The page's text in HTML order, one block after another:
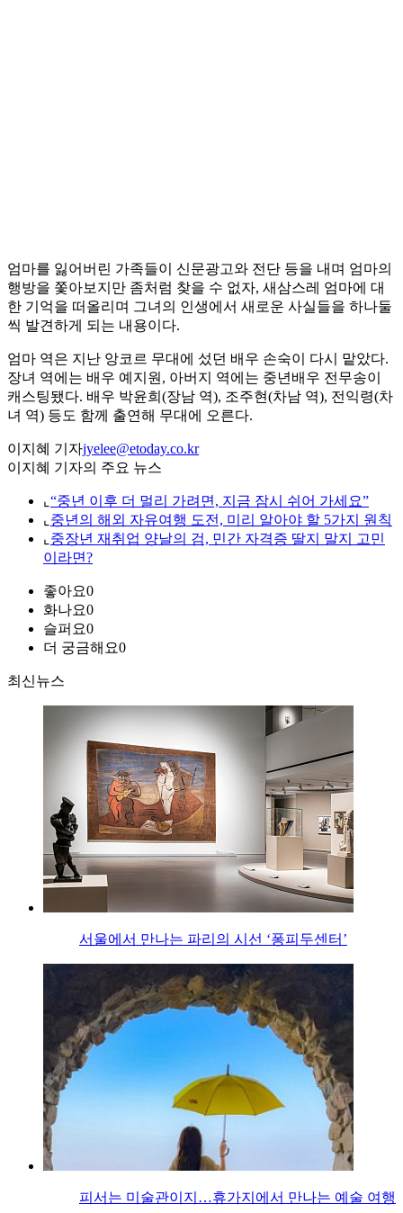
엄마를 잃어버린 가족들이 신문광고와 전단 등을 내며 엄마의
행방을 쫓아보지만 좀처럼 찾을 수 없자, 새삼스레 엄마에 대
한 기억을 떠올리며 그녀의 인생에서 새로운 사실들을 하나둘
씩 발견하게 되는 내용이다.
엄마 역은 지난 앙코르 무대에 섰던 배우 손숙이 다시 맡았다.
장녀 역에는 배우 예지원, 아버지 역에는 중년배우 전무송이
캐스팅됐다. 배우 박윤희(장남 역), 조주현(차남 역), 전익령(차
녀 역) 등도 함께 출연해 무대에 오른다.
이지혜 기자jyelee@etoday.co.kr
이지혜 기자의 주요 뉴스
⌞ “중년 이후 더 멀리 가려면, 지금 잠시 쉬어 가세요”
⌞ 중년의 해외 자유여행 도전, 미리 알아야 할 5가지 원칙
⌞ 중장년 재취업 양날의 검, 민간 자격증 딸지 말지 고민
이라면?
좋아요0
화나요0
슬퍼요0
더 궁금해요0
최신뉴스
서울에서 만나는 파리의 시선 ‘퐁피두센터’
피서는 미술관이지…휴가지에서 만나는 예술 여행